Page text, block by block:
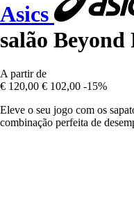
Asics
salão Beyond
A partir de
€ 120,00 € 102,00 -15%
Eleve o seu jogo com os
combinação perfeita de